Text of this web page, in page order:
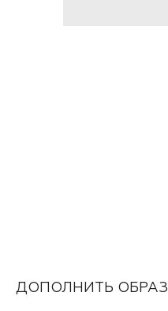
ДОПОЛНИТЬ ОБРАЗ